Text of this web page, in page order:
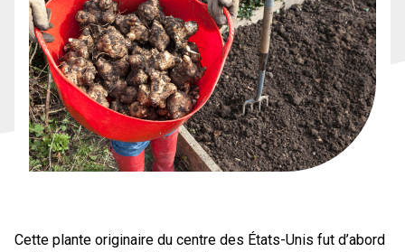
Cette plante originaire du centre des États-Unis fut d’abord